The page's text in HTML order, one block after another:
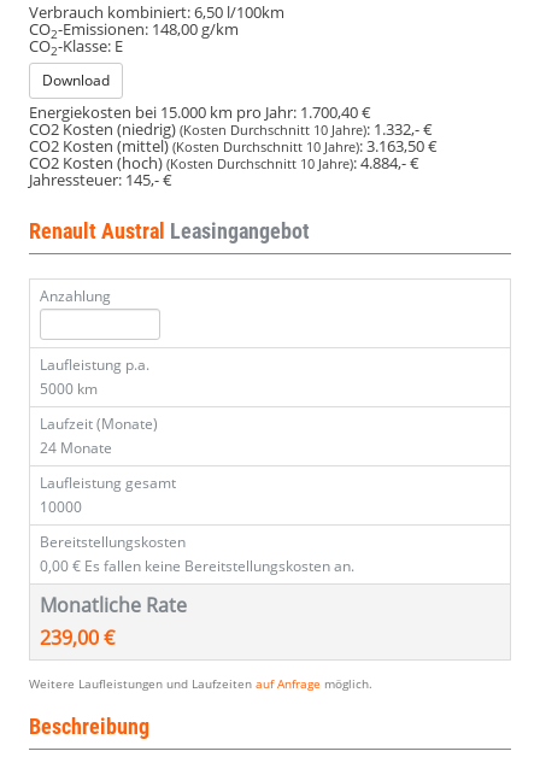
Verbrauch kombiniert:6,50 l/100km
CO2-Emissionen: 148,00 g/km
CO2-Klasse: E
Download
Energiekosten bei 15.000 km pro Jahr: 1.700,40 €
CO2 Kosten (niedrig) (Kosten Durchschnitt 10 Jahre): 1.332,- €
CO2 Kosten (mittel)(Kosten Durchschnitt 10 Jahre):3.163,50 €
CO2 Kosten (hoch) (Kosten Durchschnitt 10 Jahre):4.884,- €
Jahressteuer: 145,- €
Renault Austral Leasingangebot
Anzahlung
Laufleistung p.a.
5000 km
Laufzeit (Monate)
24 Monate
Laufleistung gesamt
10000
Bereitstellungskosten
0,00 € Es fallen keine Bereitstellungskosten an.
Monatliche Rate
239,00 €
Weitere Laufleistungen und Laufzeiten auf Anfrage möglich.
Beschreibung